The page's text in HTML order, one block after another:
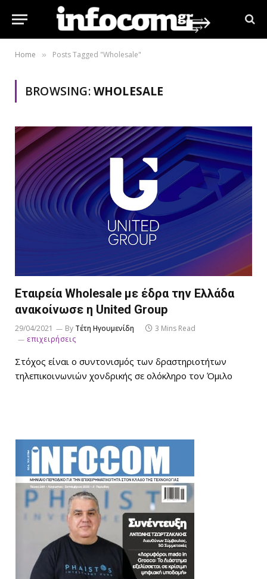
Home » Posts Tagged "Wholesale"
BROWSING:WHOLESALE
Εταιρεία Wholesale με έδρα την Ελλάδα
ανακοίνωσε η United Group
29/04/2021 By Τέτη Ηγουμενίδη
3 Mins Read
επιχειρήσεις
Στόχος είναι ο συντονισμός των δραστηριοτήτων
τηλεπικοινωνιών χονδρικής σε ολόκληρο τον Όμιλο